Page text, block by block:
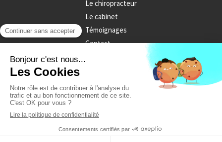
Le chiropracteur
Le cabinet
Témoignages
Contact
©2018 Marion Vaz de Matos - Chiropracteur Montluçon
Liens utiles
Plan du site
Mentions légales